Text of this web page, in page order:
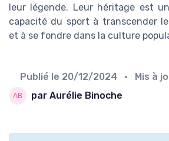
leur légende. Leur héritage est
capacité du sport à transcender
et à se fondre dans la culture
Publié le 20/12/2024 • Mis à
par Aurélie Binoche